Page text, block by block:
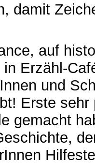
damit
auf
Erzähl-
und
Erste
gemacht